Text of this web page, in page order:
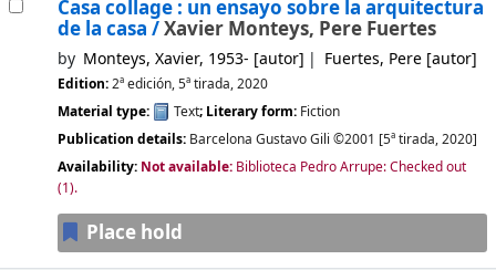
Casa collage : un ensayo sobre la arquitectura
de la casa /Xavier Monteys, Pere Fuertes
by Monteys, Xavier, 1953- [autor] Fuertes, Pere[autor]
Edition:2ª edición, 5ª tirada, 2020
Material type:
Text; Literary form: Fiction
Publication details: Barcelona Gustavo Gili ©2001 [5ª tirada, 2020]
Availability: Not available: Biblioteca Pedro Arrupe: Checked out
(1).
Place hold